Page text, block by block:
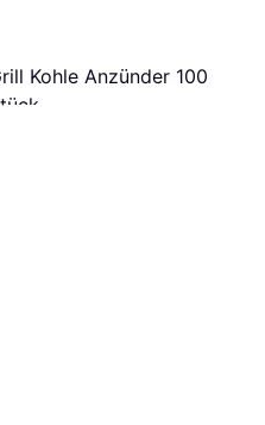
Kohle Anzünder 100